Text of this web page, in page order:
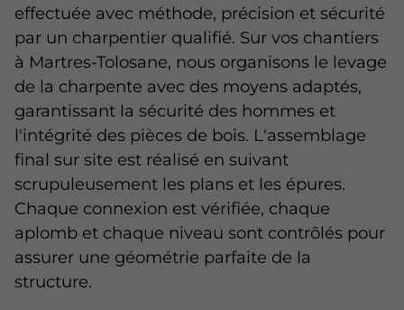
effectuée avec méthode, précision et sécurité
par un charpentier qualifié. Sur vos chantiers
à Martres-Tolosane, nous organisons le levage
de la charpente avec des moyens adaptés,
garantissant la sécurité des hommes et
l'intégrité des pièces de bois. L'assemblage
final sur site est réalisé en suivant
scrupuleusement les plans et les épures.
Chaque connexion est vérifiée, chaque
aplomb et chaque niveau sont contrôlés pour
assurer une géométrie parfaite de la
structure.